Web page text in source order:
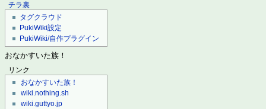
チラ裏
タグクラウド
PukiWiki設定
PukiWiki/自作プラグイン
おなかすいた族！
リンク
おなかすいた族！
wiki.nothing.sh
wiki.guttyo.jp